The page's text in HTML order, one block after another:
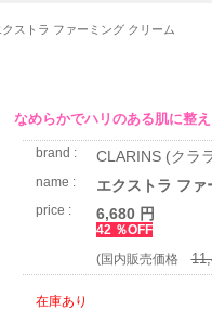
クストラ ファーミング クリーム
なめらかでハリのある肌に整
brand : CLARINS (クラ
name : エクストラ ファ
price : 6,680 円
42 ％OFF
(国内販売価格
在庫あり